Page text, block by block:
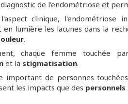
de l'endométriose et
clinique,
en lumière les lacunes dans la
.
chaque femme touchée
et la stigmatisation.
important de personnes
les impacts que des